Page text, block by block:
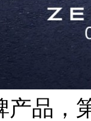
产品，